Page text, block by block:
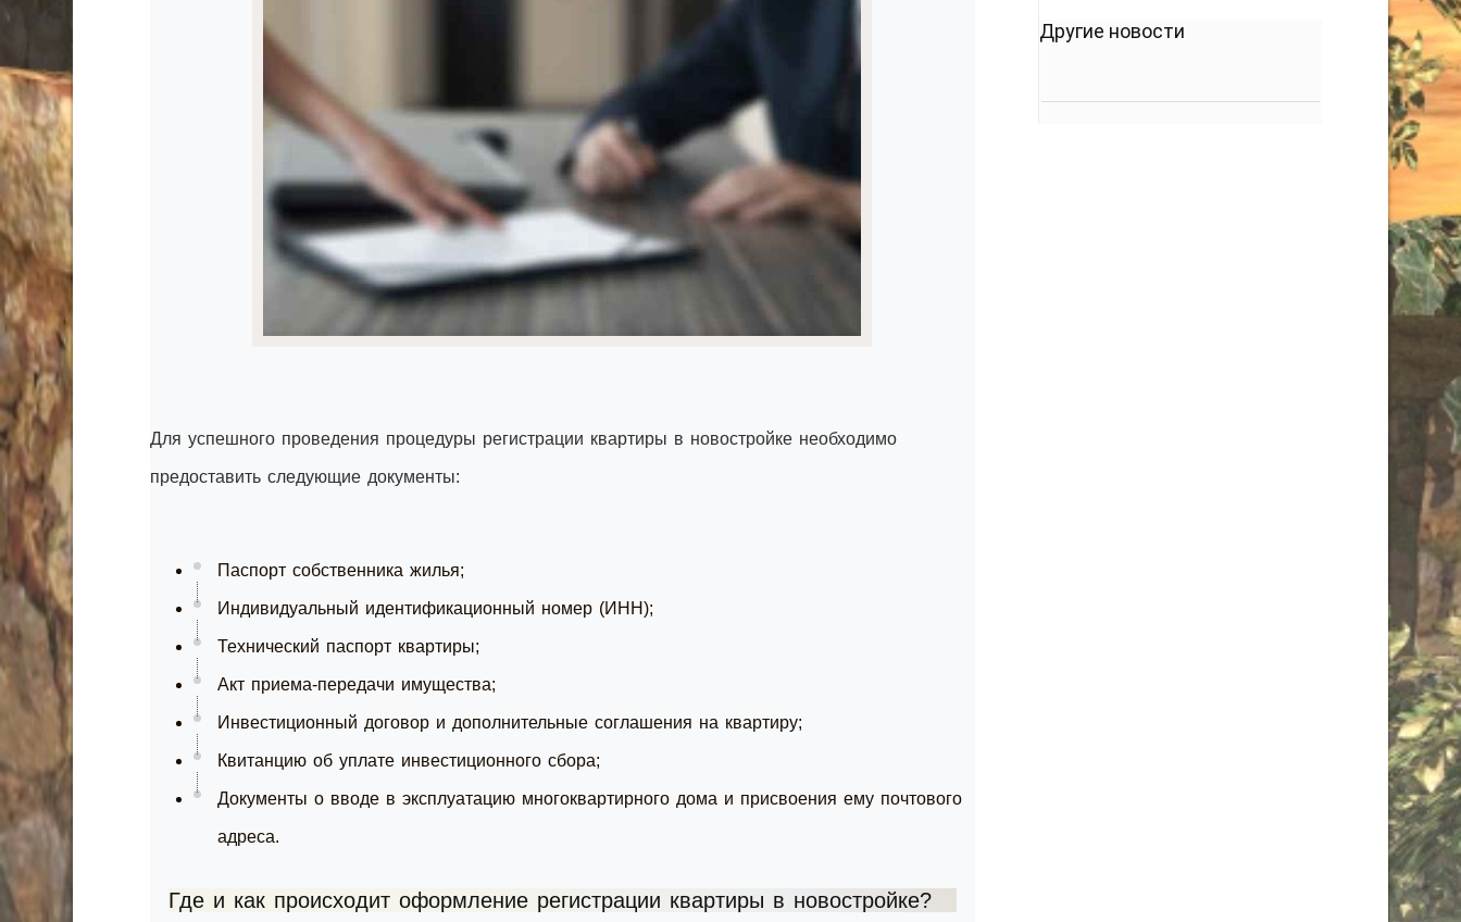
Для успешного проведения процедуры регистрации квартиры в новостройке необходимо
предоставить следующие документы:
Паспорт собственника жилья;
Индивидуальный идентификационный номер (ИНН);
Технический паспорт квартиры;
Акт приема-передачи имущества;
Инвестиционный договор и дополнительные соглашения на квартиру;
Квитанцию об уплате инвестиционного сбора;
Документы о вводе в эксплуатацию многоквартирного дома и присвоения ему почтового
адреса.
Где и как происходит оформление регистрации квартиры в новостройке?
Другие новости